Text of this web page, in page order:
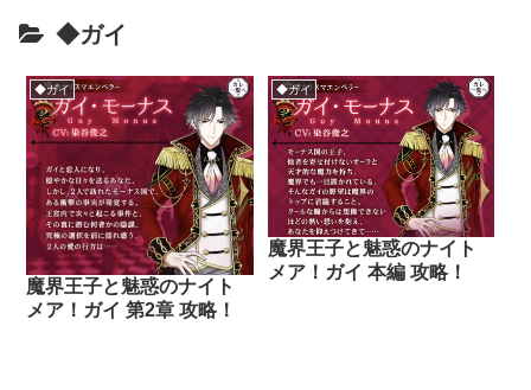
◆ガイ
◆ガイ
魔界王子と魅惑のナイト
メア！ガイ 第2章 攻略！
◆ガイ
魔界王子と魅惑のナイト
メア！ガイ 本編 攻略！